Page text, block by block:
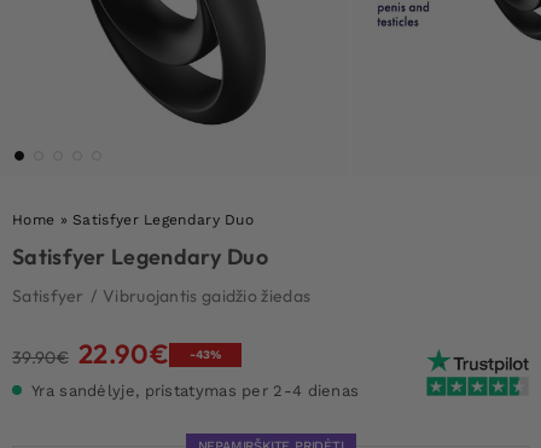
Home »Satisfyer Legendary Duo
Satisfyer Legendary Duo
Satisfyer / Vibruojantis gaidžio žiedas
39.90€ Original
was:
22.90€Current
22.90€.
-43%
Yra sandėlyje, pristatymas per 2-4 dienas